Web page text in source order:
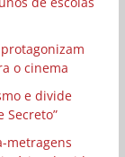
o cinema
e divide
Secreto”
metragens